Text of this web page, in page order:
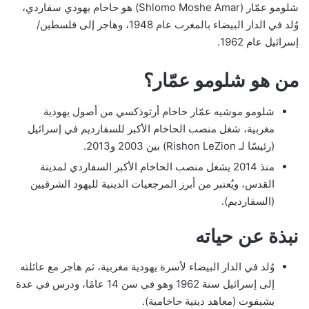
شلومو عمّار (Shlomo Moshe Amar) هو حاخام يهودي سفاردي،
وُلد في الدار البيضاء بالمغرب عام 1948، وهاجر إلى فلسطين/
إسرائيل عام 1962.
من هو شلومو عمّار؟
شلومو موشيه عمّار حاخام أرثوذكسي من أصول يهودية
مغربية، شغل منصب الحاخام الأكبر للسفارديم في إسرائيل
(رئيسًا لـ Rishon LeZion) بين 2003 و2013.
منذ 2014 يشغل منصب الحاخام الأكبر السفاردي لمدينة
القدس، ويُعتبر من أبرز المرجعيات الدينية لليهود الشرقيين
(السفارديم).
نبذة عن حياته
وُلد في الدار البيضاء لأسرة يهودية مغربية، ثم هاجر مع عائلته
إلى إسرائيل سنة 1962 وهو في سن 14 عامًا، ودرس في عدة
يشيفوت (معاهد دينية حاخامية).